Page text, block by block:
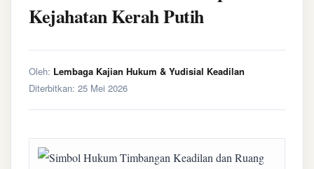
Kejahatan Kerah Putih
Oleh: Lembaga Kajian Hukum & Yudisial Keadilan
Diterbitkan: 25 Mei 2026